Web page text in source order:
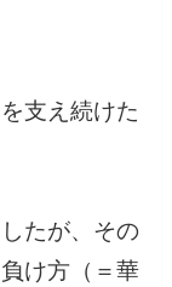
支え続けた
たが、その
け方（＝華